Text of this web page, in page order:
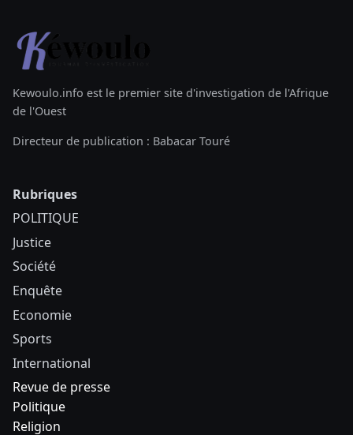
Kewoulo.info est le premier site d'investigation de l'Afrique
de l'Ouest
Directeur de publication : Babacar Touré
Rubriques
POLITIQUE
Justice
Société
Enquête
Economie
Sports
International
Revue de presse
Politique
Religion